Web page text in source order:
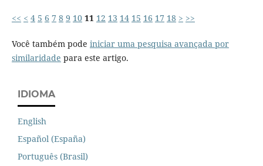
<< < 4 5 6 7 8 9 10 11 12 13 14 15 16 17 18 > >>
Você também pode iniciar uma pesquisa avançada por
similaridade para este artigo.
IDIOMA
English
Español (España)
Português (Brasil)